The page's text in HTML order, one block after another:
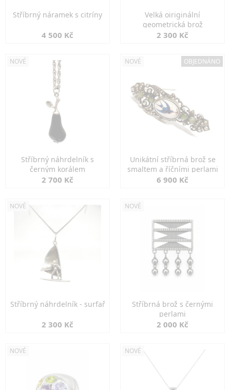
Stříbrný náramek s citríny
4 500 Kč
Velká oiriginální
geometrická brož
2 300 Kč
NOVÉ
Stříbrný náhrdelník s
černým korálem
2 700 Kč
NOVÉ OBJEDNÁNO
Unikátní stříbrná brož se
smaltem a říčními perlami
6 900 Kč
NOVÉ
Stříbrný náhrdelník - surfař
2 300 Kč
NOVÉ
Stříbrná brož s černými
perlami
2 000 Kč
NOVÉ NOVÉ